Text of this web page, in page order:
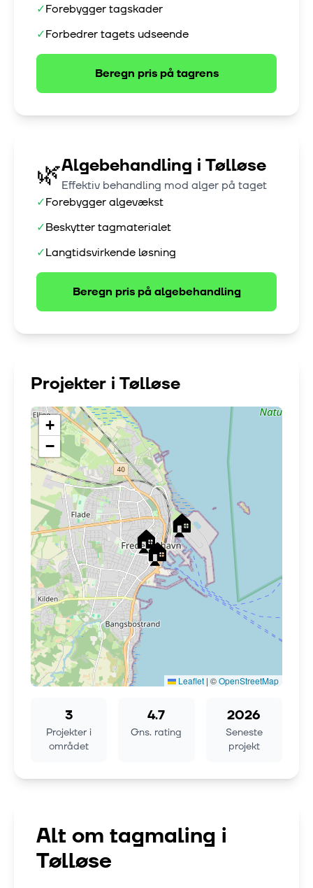
✓Forebygger tagskader
✓Forbedrer tagets udseende
Beregn pris påtagrens
🌿Algebehandling i Tølløse
Effektiv behandling mod alger på taget
✓Forebygger algevækst
✓Beskytter tagmaterialet
✓Langtidsvirkende løsning
Beregn pris påalgebehandling
Projekter i Tølløse
🏠
🏠 🏠
+
−
Leaflet | ©OpenStreetMap
3
Projekter i
området
4.7
Gns. rating
2026
Seneste
projekt
Alt om tagmaling i
Tølløse